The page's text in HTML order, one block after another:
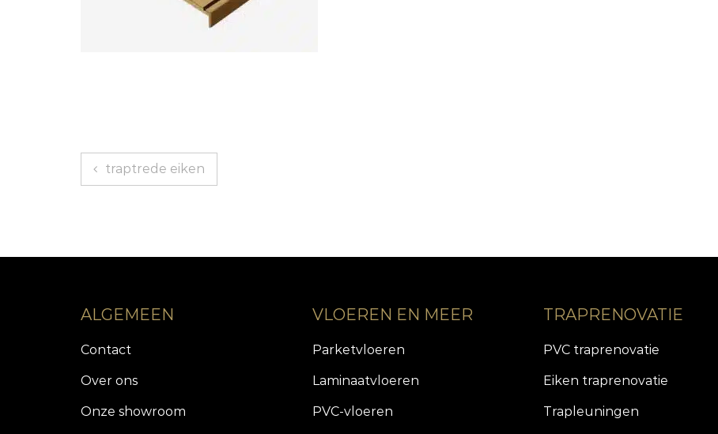
Bericht
navigatie
traptrede eiken
ALGEMEEN
Contact
Over ons
Onze showroom
VLOEREN EN MEER
Parketvloeren
Laminaatvloeren
PVC-vloeren
TRAPRENOVATIE
PVC traprenovatie
Eiken traprenovatie
Trapleuningen